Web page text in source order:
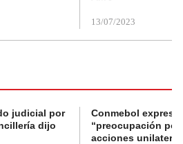
13/07/2023
judicial por
dijo
Conmebol expresó
“preocupación
acciones